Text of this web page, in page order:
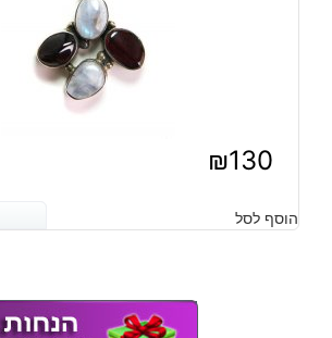
₪130
הוסף לסל